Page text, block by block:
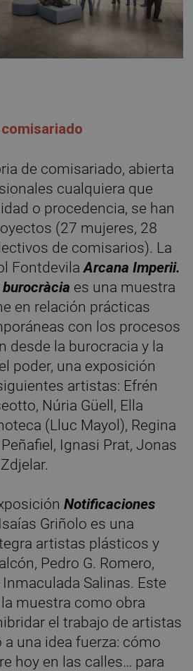
de comisariado, abierta
cualquiera que
o procedencia, se han
(27 mujeres, 28
de comisarios). La
FontdevilaArcana Imperii.
es una muestra
en relación prácticas
con los procesos
desde la burocracia y la
poder, una exposición
artistas: Efrén
Núria Güell, Ella
(Lluc Mayol), Regina
Ignasi Prat, Jonas
Notificaciones
Griñolo es una
artistas plásticos y
Pedro G. Romero,
Salinas. Este
muestra como obra
el trabajo de artistas
una idea fuerza: cómo
hoy en las calles… para